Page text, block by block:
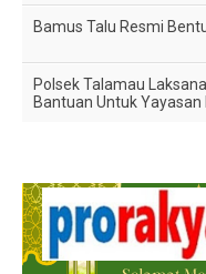
Bamus Talu Resmi
Polsek Talamau
Bantuan Untuk